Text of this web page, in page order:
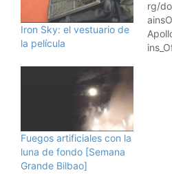
Iron Sky: el vestuario de
la película
rg/
Fuegos artificiales con la
luna de fondo [Semana
Grande Bilbao]